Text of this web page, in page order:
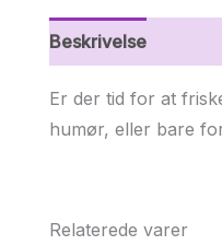
Beskrivelse
Er der tid for at
humør, eller bare
Relaterede varer